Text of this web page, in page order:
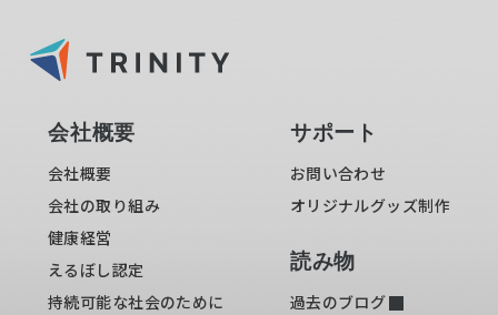
会社概要
会社概要
会社の取り組み
健康経営
えるぼし認定
持続可能な社会のために
サポート
お問い合わせ
オリジナルグッズ制作
読み物
過去のブログ